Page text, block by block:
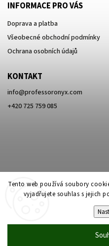
Tento web používá soubory
vyjadřujete souhlas s jejich
INFORMACE PRO VÁS
Doprava a platba
Všeobecné obchodní podmínky
Ochrana osobních údajů
KONTAKT
info@professoronyx.com
+420 725 759 085
Professor